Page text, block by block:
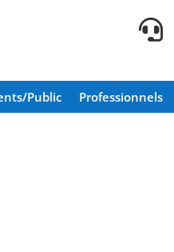

Public Professionnels